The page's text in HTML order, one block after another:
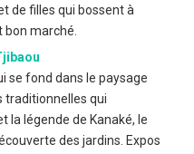
de filles qui bossent à
bon marché.
se fond dans le paysage
traditionnelles qui
la légende de Kanaké, le
des jardins. Expos